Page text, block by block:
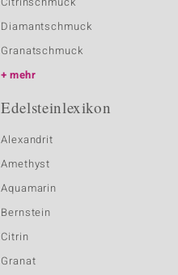
Diamantschmuck
Granatschmuck
mehr
Edelsteinlexikon
Alexandrit
Amethyst
Aquamarin
Bernstein
Citrin
Granat